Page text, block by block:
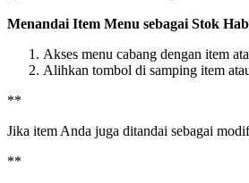
Menandai Item Menu sebagai Stok
Akses menu cabang dengan item
Alihkan tombol di samping item
**
Jika item Anda juga ditandai sebagai
**